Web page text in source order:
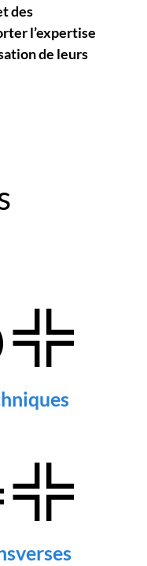
des
l’expertise
de leurs
+
+